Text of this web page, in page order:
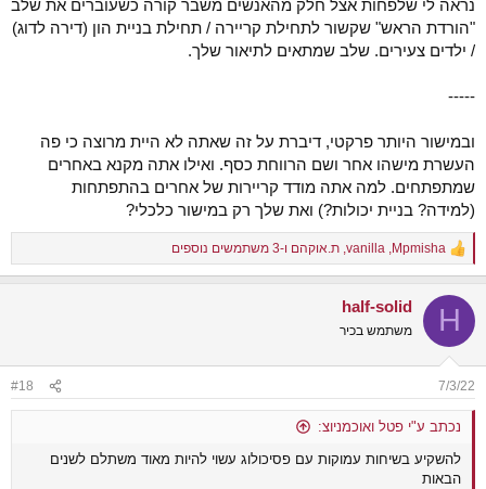
נראה לי שלפחות אצל חלק מהאנשים משבר קורה כשעוברים את שלב
"הורדת הראש" שקשור לתחילת קריירה / תחילת בניית הון (דירה לדוג)
/ ילדים צעירים. שלב שמתאים לתיאור שלך.
-----
ובמישור היותר פרקטי, דיברת על זה שאתה לא היית מרוצה כי פה
העשרת מישהו אחר ושם הרווחת כסף. ואילו אתה מקנא באחרים
שמתפתחים. למה אתה מודד קריירות של אחרים בהתפתחות
(למידה? בניית יכולות?) ואת שלך רק במישור כלכלי?
R
e
c
i
s
:
Mpmisha
vanilla ת.אוקהם ו-3 משתמשים נוספים
H
half-solid
משתמש בכיר
7/3/22
#18
נכתב ע"י פטל ואוכמניוצ:
להשקיע בשיחות עמוקות עם פסיכולוג עשוי להיות מאוד משתלם לשנים
הבאות